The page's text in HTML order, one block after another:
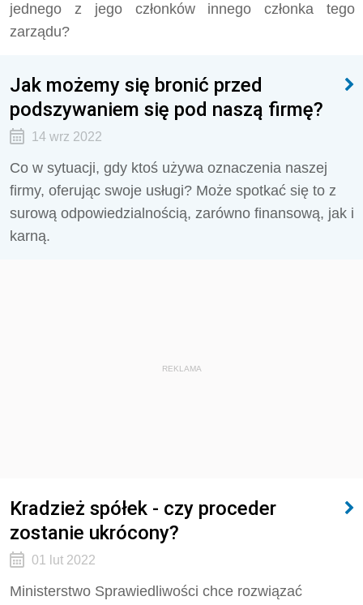
jednego z jego członków innego członka tego
zarządu?
Jak możemy się bronić przed
podszywaniem się pod naszą firmę?
14 wrz 2022
Co w sytuacji, gdy ktoś używa oznaczenia naszej
firmy, oferując swoje usługi? Może spotkać się to z
surową odpowiedzialnością, zarówno finansową, jak i
karną.
REKLAMA
Kradzież spółek - czy proceder
zostanie ukrócony?
01 lut 2022
Ministerstwo Sprawiedliwości chce rozwiązać